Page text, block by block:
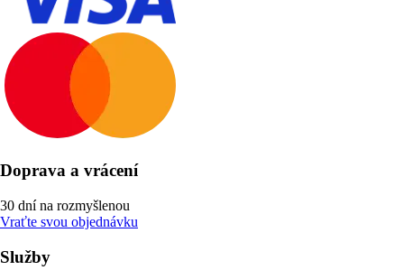
Doprava a vrácení
30 dní na rozmyšlenou
Vraťte svou objednávku
Služby